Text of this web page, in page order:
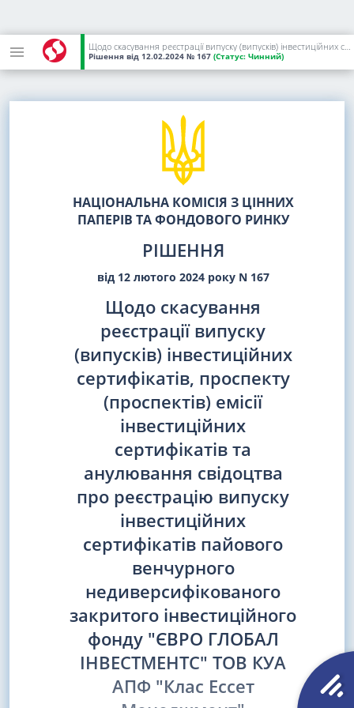
Щодо скасування реєстрації випуску (випусків) інвестиційних сертифікатів, проспекту (проспектів) емісії інвестиційних сертифікатів та анулювання свідоцтва про реєстрацію випуску інвестиційних сертифікатів пайового венчурного недиверсифікованого закритого інвестиційного фонду "ЄВРО ГЛОБАЛ ІНВЕСТМЕНТС" ТОВ КУА АПФ "Клас Ессет Менеджмент"
Рішення від 12.02.2024 № 167 (Статус: Чинний)
НАЦІОНАЛЬНА КОМІСІЯ З ЦІННИХ
ПАПЕРІВ ТА ФОНДОВОГО РИНКУ
РІШЕННЯ
від 12 лютого 2024 року N 167
Щодо скасування
реєстрації випуску
(випусків) інвестиційних
сертифікатів, проспекту
(проспектів) емісії
інвестиційних
сертифікатів та
анулювання свідоцтва
про реєстрацію випуску
інвестиційних
сертифікатів пайового
венчурного
недиверсифікованого
закритого інвестиційного
фонду "ЄВРО ГЛОБАЛ
ІНВЕСТМЕНТС" ТОВ КУА
АПФ "Клас Ессет